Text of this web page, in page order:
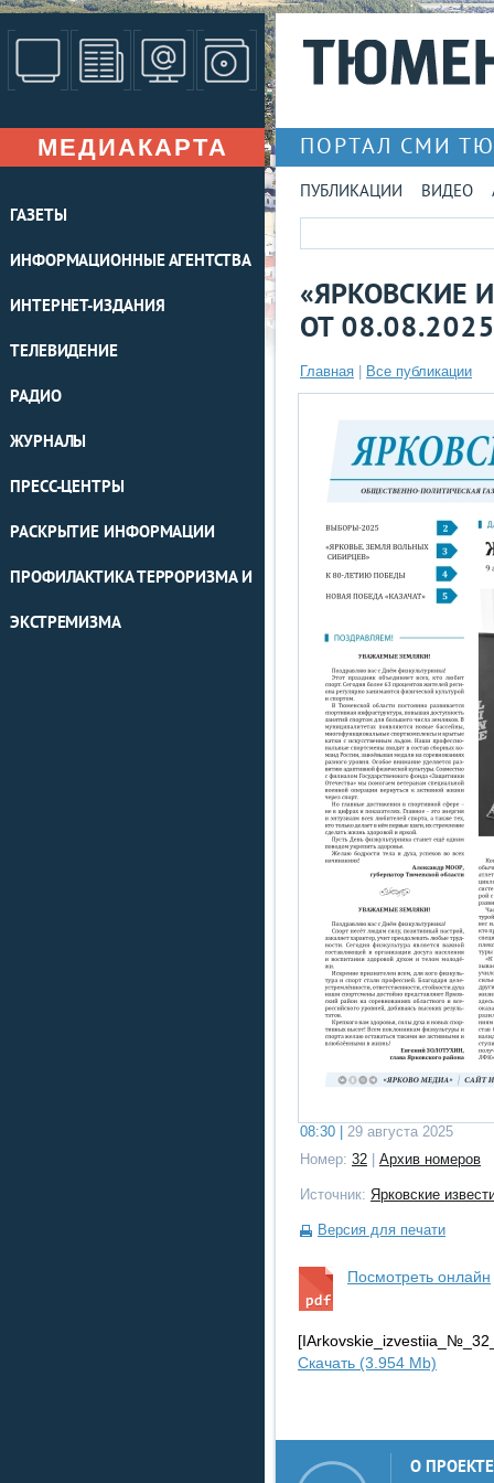
МЕДИАКАРТА
ГАЗЕТЫ
ИНФОРМАЦИОННЫЕ АГЕНТСТВА
ИНТЕРНЕТ-ИЗДАНИЯ
ТЕЛЕВИДЕНИЕ
РАДИО
ЖУРНАЛЫ
ПРЕСС-ЦЕНТРЫ
РАСКРЫТИЕ ИНФОРМАЦИИ
ПРОФИЛАКТИКА ТЕРРОРИЗМА И
ЭКСТРЕМИЗМА
ПОРТАЛ СМИ
ПУБЛИКАЦИИ ВИДЕО
«ЯРКОВСКИЕ
ОТ
Главная Все публикации
08:30 |
29 августа 2025
Номер: 32 Архив номеров
Источник: Ярковские
Версия для печати
Посмотреть онлайн
Скачать (3.954 Mb)
О ПРОЕКТЕ